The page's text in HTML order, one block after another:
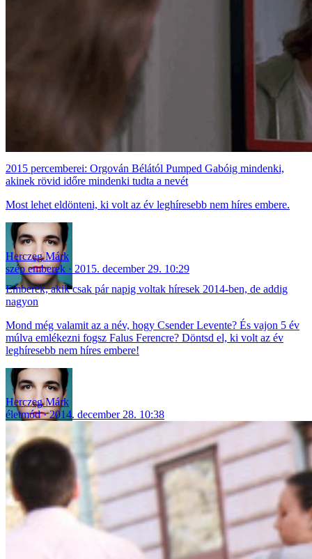
2015 percemberei: Orgován Bélától Pumped Gabóig mindenki,
akinek rövid időre mindenki tudta a nevét
Most lehet eldönteni, ki volt az év leghíresebb nem híres embere.
Herczeg Márk
szép emberek
2015. december 29. 10:29
Emberek, akik csak pár napig voltak híresek 2014-ben, de addig
nagyon
Mond még valamit az a név, hogy Csender Levente? És vajon 5 év
múlva emlékezni fogsz Falus Ferencre? Döntsd el, ki volt az év
leghíresebb nem híres embere!
Herczeg Márk
életmód
2014. december 28. 10:38